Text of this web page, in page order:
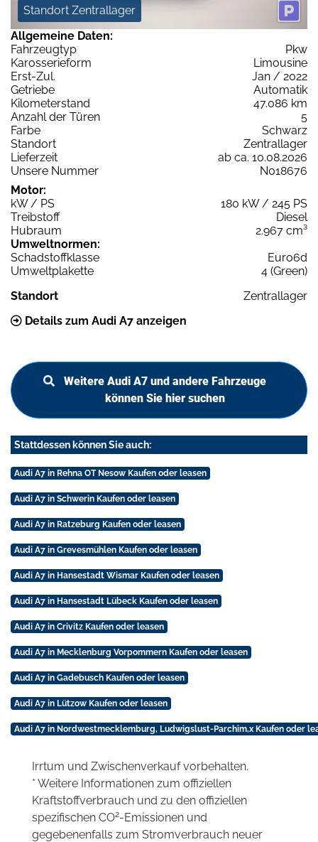
Standort Zentrallager
Allgemeine Daten:
Fahrzeugtyp
Pkw
Karosserieform
Limousine
Erst-Zul.
Jan / 2022
Getriebe
Automatik
Kilometerstand
47.086 km
Anzahl der Türen
5
Farbe
Schwarz
Standort
Zentrallager
Lieferzeit
ab ca. 10.08.2026
Unsere Nummer
N018676
Motor:
kW / PS
180 kW / 245 PS
Treibstoff
Diesel
Hubraum
2.967 cm³
Umweltnormen:
Schadstoffklasse
Euro6d
Umweltplakette
4 (Green)
Standort
Zentrallager
Details zum Audi A7 anzeigen
Weitere Audi A7 und andere Fahrzeuge
können Sie hier suchen
Stattdessen können Sie auch:
Audi A7 in Rehna OT Nesow Kaufen oder leasen
Audi A7 in Schwerin Kaufen oder leasen
Audi A7 in Ratzeburg Kaufen oder leasen
Audi A7 in Grevesmühlen Kaufen oder leasen
Audi A7 in Hansestadt Wismar Kaufen oder leasen
Audi A7 in Hansestadt Lübeck Kaufen oder leasen
Audi A7 in Crivitz Kaufen oder leasen
Audi A7 in Mecklenburg Vorpommern Kaufen oder leasen
Audi A7 in Gadebusch Kaufen oder leasen
Audi A7 in Lützow Kaufen oder leasen
Audi A7 in Nordwestmecklemburg, Ludwigslust-Parchim,x Kaufen oder
Irrtum und Zwischenverkauf vorbehalten.
* Weitere Informationen zum offiziellen
Kraftstoffverbrauch und zu den offiziellen
spezifischen CO2-Emissionen und
gegebenenfalls zum Stromverbrauch neuer